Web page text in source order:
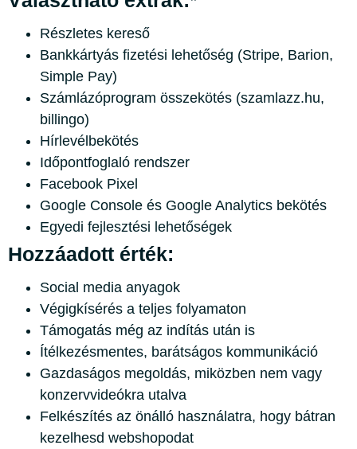
Részletes kereső
Bankkártyás fizetési lehetőség (Stripe, Barion,
Simple Pay)
Számlázóprogram összekötés (szamlazz.hu,
billingo)
Hírlevélbekötés
Időpontfoglaló rendszer
Facebook Pixel
Google Console és Google Analytics bekötés
Egyedi fejlesztési lehetőségek
Hozzáadott érték:
Social media anyagok
Végigkísérés a teljes folyamaton
Támogatás még az indítás után is
Ítélkezésmentes, barátságos kommunikáció
Gazdaságos megoldás, miközben nem vagy
konzervvideókra utalva
Felkészítés az önálló használatra, hogy bátran
kezelhesd webshopodat